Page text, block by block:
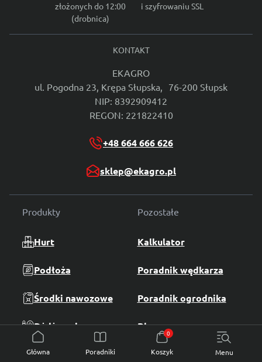
Główna Poradniki
Poradniki
Koszyk
0
Menu
Produkty
Podłoża
Ogrodowe
Do roślin domowych
Środki nawozowe
Dżdżownice
Dodatki do podłoży
złożonych do 12:00
(drobnica)
i szyfrowaniu SSL
KONTAKT
EKAGRO
ul. Pogodna 23, Krępa Słupska, 76-200 Słupsk
NIP: 8392909412
REGON: 221822410
+48 664 666 626
sklep@ekagro.pl
Produkty
Hurt
Podłoża
Środki nawozowe
Dżdżownice
Palety ziemii
Pozostałe
Kalkulator
Poradnik wędkarza
Poradnik ogrodnika
Blog
O nas